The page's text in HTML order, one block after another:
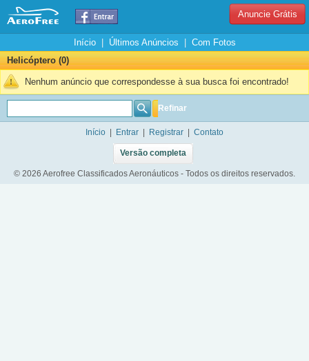
Anuncie Grátis
Início| Últimos Anúncios
Com Fotos
Helicóptero (0)
Nenhum anúncio que correspondesse à sua busca foi encontrado!
Refinar
Início Entrar Registrar Contato
Versão completa
© 2026 Aerofree Classificados Aeronáuticos - Todos os direitos reservados.